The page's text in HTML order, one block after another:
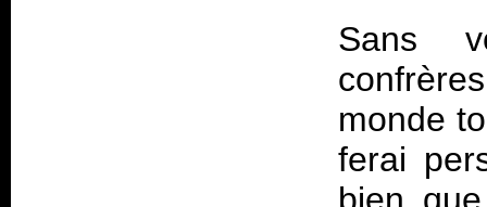
Sans
monde
ferai